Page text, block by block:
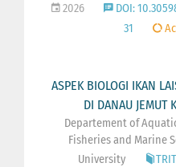
2026
DOI:
31
ASPEK BIOLOGI IKAN
DI DANAU JEMUT
Departement of
Fisheries and Marine
University